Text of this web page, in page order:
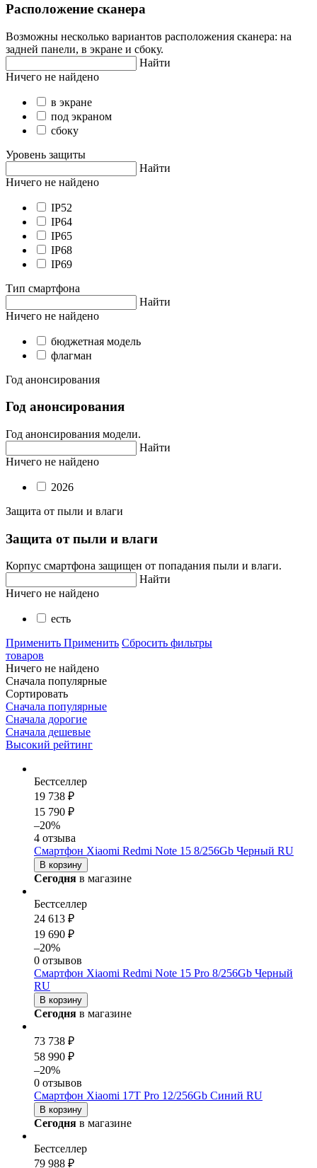
Расположение сканера
Возможны несколько вариантов расположения сканера: на
задней панели, в экране и сбоку.
Найти
Ничего не найдено
в экране
под экраном
сбоку
Уровень защиты
Найти
Ничего не найдено
IP52
IP64
IP65
IP68
IP69
Тип смартфона
Найти
Ничего не найдено
бюджетная модель
флагман
Год анонсирования
Год анонсирования
Год анонсирования модели.
Найти
Ничего не найдено
2026
Защита от пыли и влаги
Защита от пыли и влаги
Корпус смартфона защищен от попадания пыли и влаги.
Найти
Ничего не найдено
есть
Применить Применить Сбросить фильтры
товаров
Ничего не найдено
Сначала популярные
Сортировать
Сначала популярные
Сначала дорогие
Сначала дешевые
Высокий рейтинг
Бестселлер
19 738 ₽
15 790 ₽
–20%
4 отзыва
Смартфон Xiaomi Redmi Note 15 8/256Gb Черный RU
В корзину
Сегодня в магазине
Бестселлер
24 613 ₽
19 690 ₽
–20%
0 отзывов
Смартфон Xiaomi Redmi Note 15 Pro 8/256Gb Черный
RU
В корзину
Сегодня в магазине
73 738 ₽
58 990 ₽
–20%
0 отзывов
Смартфон Xiaomi 17T Pro 12/256Gb Синий RU
В корзину
Сегодня в магазине
Бестселлер
79 988 ₽